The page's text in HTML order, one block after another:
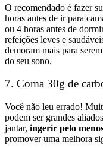
O recomendado é fazer
horas antes de ir para
ou 4 horas antes de
refeições leves e
demoram mais para
do seu sono.
7. Coma 30g de
Você não leu errado!
podem ser grandes
jantar, ingerir pelo
promover uma melhora